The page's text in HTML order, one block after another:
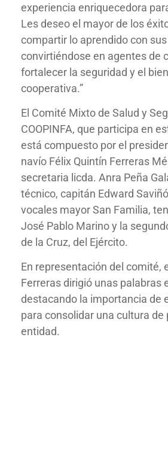
experiencia enriquecedora
Les deseo el mayor de los
compartir lo aprendido con
convirtiéndose en agentes de
fortalecer la seguridad y el
cooperativa.”
El Comité Mixto de Salud y
COOPINFA, que participa en
está compuesto por el
navío Félix Quintín Ferreras
secretaria licda. Anra Peña
técnico, capitán Edward
vocales mayor San Familia,
José Pablo Marino y la
de la Cruz, del Ejército.
En representación del comité,
Ferreras dirigió unas palabras
destacando la importancia de
para consolidar una cultura de
entidad.